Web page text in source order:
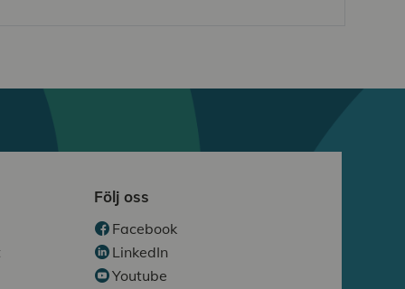
Följ oss
Facebook
LinkedIn
Youtube